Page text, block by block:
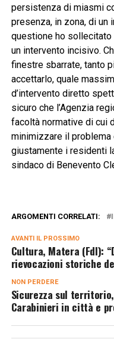
persistenza di miasmi
presenza, in zona, di un
questione ho sollecitato
un intervento incisivo.
finestre sbarrate, tanto
accettarlo, quale
d’intervento diretto
sicuro che l’Agenzia
facoltà normative di cui
minimizzare il
giustamente i residenti
sindaco di Benevento
ARGOMENTI CORRELATI:
AVANTI IL ​​PROSSIMO
Cultura, Matera (FdI):
rievocazioni storiche
NON PERDERE
Sicurezza sul
Carabinieri in città e